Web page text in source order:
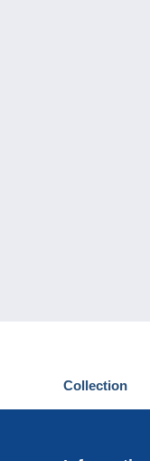
Collection
Cartes